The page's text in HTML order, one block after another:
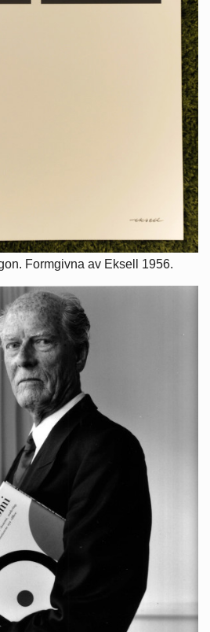
Formgivna av Eksell 1956.